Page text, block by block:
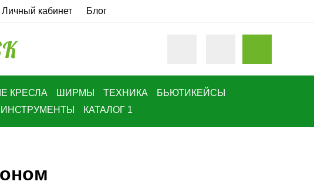
Личный кабинет Блог
КРЕСЛА ШИРМЫ ТЕХНИКА
БЬЮТИКЕЙСЫ
ИНСТРУМЕНТЫ КАТАЛОГ 1